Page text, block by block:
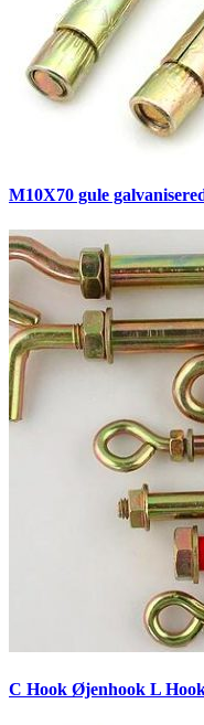
M10X70 gule
C Hook Øjenhook L